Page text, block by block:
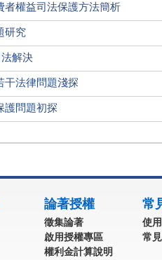
者權益司法保護方法簡析
研究
法解決
干法律問題淺探
護問題初探
論著授權
徵集論著
啟用授權專區
權利金計算說明
常
使
常